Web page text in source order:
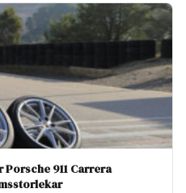
Porsche 911 Carrera